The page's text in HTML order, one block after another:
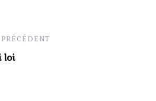
loi